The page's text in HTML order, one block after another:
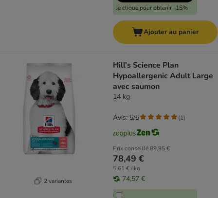
Je clique pour obtenir -15%
Ajouter au panier
2 variantes
Hill’s Science Plan
Hypoallergenic Adult Large
avec saumon
14 kg
Prix conseillé89,95 €
78,49 €
5,61 € / kg
74,57 €
Avis: 5/5 (1)